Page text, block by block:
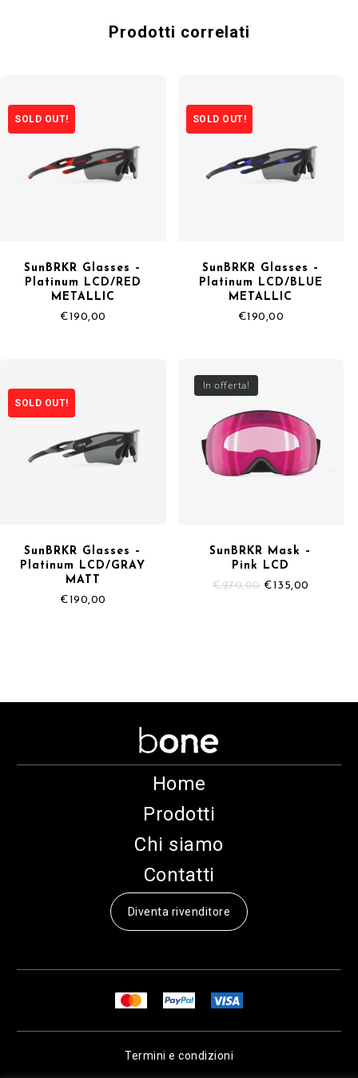
Prodotti correlati
SOLD OUT!
SunBRKR Glasses –
Platinum LCD/RED
METALLIC
€190,00
SOLD OUT!
SunBRKR Glasses –
Platinum LCD/BLUE
METALLIC
€190,00
SOLD OUT!
SunBRKR Glasses –
Platinum LCD/GRAY
MATT
€190,00
In offerta!
SunBRKR Mask –
Pink LCD
€270,00 Il
€135,00
Home
Prodotti
Chi siamo
Contatti
Diventa rivenditore
Termini e condizioni